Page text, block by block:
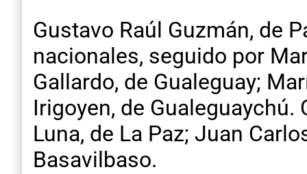
Gustavo Raúl Guzmán, de
nacionales, seguido por
Gallardo, de Gualeguay;
Irigoyen, de
Luna, de La Paz; Juan
Basavilbaso.